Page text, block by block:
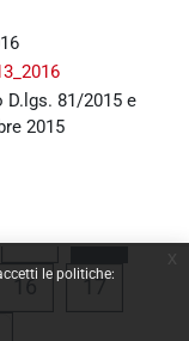
le politiche:
D.lgs. 81/2015 e
2015
10 11
15
16Pagina 16
17Pagina